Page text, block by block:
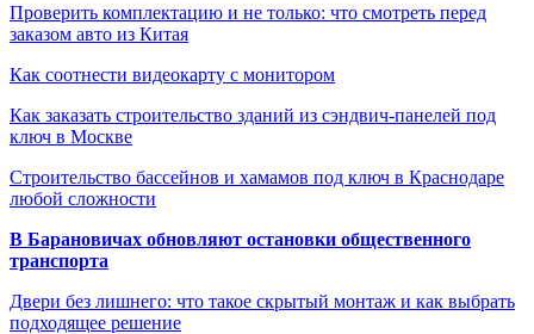
Проверить комплектацию и не только: что смотреть перед
заказом авто из Китая
Как соотнести видеокарту с монитором
Как заказать строительство зданий из сэндвич-панелей под
ключ в Москве
Строительство бассейнов и хамамов под ключ в Краснодаре
любой сложности
В Барановичах обновляют остановки общественного
транспорта
Двери без лишнего: что такое скрытый монтаж и как выбрать
подходящее решение